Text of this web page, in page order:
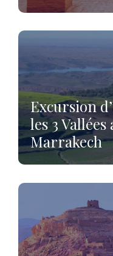
Excursion
les 3
Marrakech